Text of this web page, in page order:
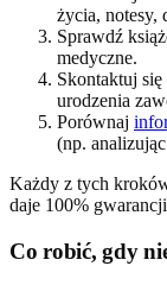
życia, notesy,
Sprawdź
medyczne.
Skontaktuj
urodzenia
Porównaj
(np.
Każdy z tych
daje 100%
Co robić, gdy